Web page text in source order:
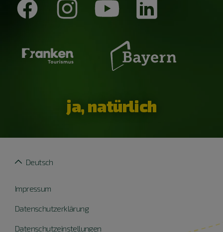
ja, natürlich
Impressum
Datenschutzerklärung
Datenschutzeinstellungen
Deutsch